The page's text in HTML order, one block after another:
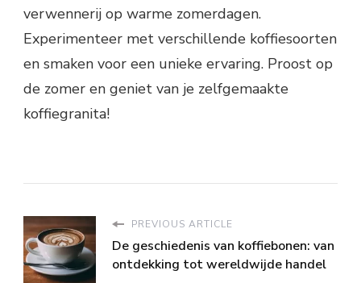
verwennerij op warme zomerdagen.
Experimenteer met verschillende koffiesoorten
en smaken voor een unieke ervaring. Proost op
de zomer en geniet van je zelfgemaakte
koffiegranita!
PREVIOUS ARTICLE
De geschiedenis van koffiebonen: van
ontdekking tot wereldwijde handel